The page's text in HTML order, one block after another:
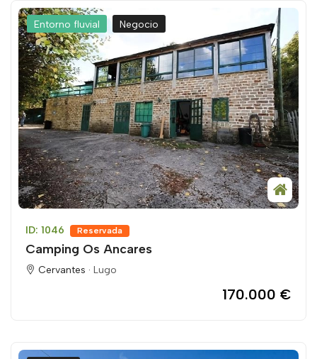
Entorno fluvial Negocio
ID: 1046 Reservada
Camping Os Ancares
Cervantes · Lugo
170.000 €